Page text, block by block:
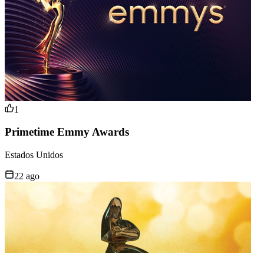
1
Primetime Emmy Awards
Estados Unidos
22 ago